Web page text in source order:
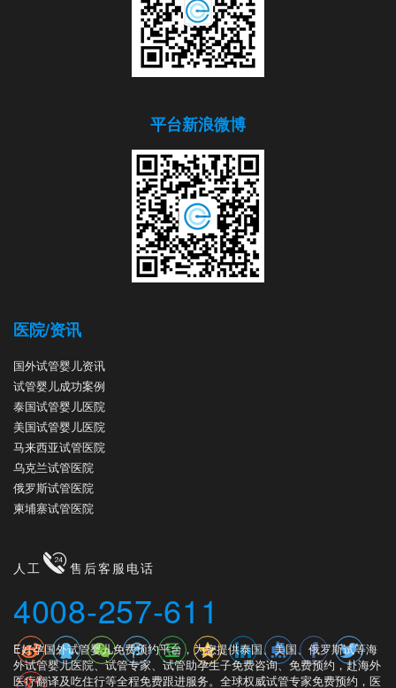
平台新浪微博
医院/资讯
国外试管婴儿资讯
试管婴儿成功案例
泰国试管婴儿医院
美国试管婴儿医院
马来西亚试管医院
乌克兰试管医院
俄罗斯试管医院
柬埔寨试管医院
人工 售后客服电话
4008-257-611
E好孕国外试管婴儿免费预约平台，为您提供泰国、美国、俄罗斯试等海
外试管婴儿医院、试管专家、试管助孕生子免费咨询、免费预约，赴海外
医疗翻译及吃住行等全程免费跟进服务。全球权威试管专家免费预约，医